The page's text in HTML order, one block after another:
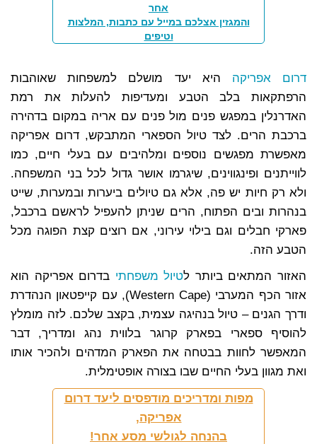
אחר
והמגזין אצלכם במייל עם כתבות, המלצות
וטיפים
דרום אפריקה היא יעד מושלם למשפחות שאוהבות
הרפתקאות בלב הטבע ומעדיפות להעלות את רמת
האדרנלין במפגש פנים מול פנים עם אריה במקום בדהירה
ברכבת הרים. לצד טיול הספארי המתבקש, דרום אפריקה
מאפשרת מפגשים נוספים ומלהיבים עם בעלי חיים, כמו
לווייתנים ופינגווינים, שיגרמו אושר גדול לכל בני המשפחה.
ולא רק חיות יש פה, אלא גם טיולים ביערות ובמערות, שייט
בנהרות ובים הפתוח, הרים שניתן להעפיל לראשם ברכבל,
פארקי חבלים וגם בילוי עירוני, אם רוצים קצת הפוגה מכל
הטבע הזה.
האזור המתאים ביותר לטיול משפחתי בדרום אפריקה הוא
אזור הכף המערבי (Western Cape), עם קייפטאון הנהדרת
ודרך הגנים – טיול בנהיגה עצמית, בקצב שלכם. לזה מומלץ
להוסיף ספארי בפארק קרוגר בלווית נהג ומדריך, דבר
המאפשר לחוות בבטחה את הפארק המדהים ולהכיר אותו
ואת מגוון בעלי החיים שבו בצורה אופטימלית.
מפות ומדריכים מודפסים ליעד דרום
אפריקה,
בהנחה לגולשי מסע אחר!